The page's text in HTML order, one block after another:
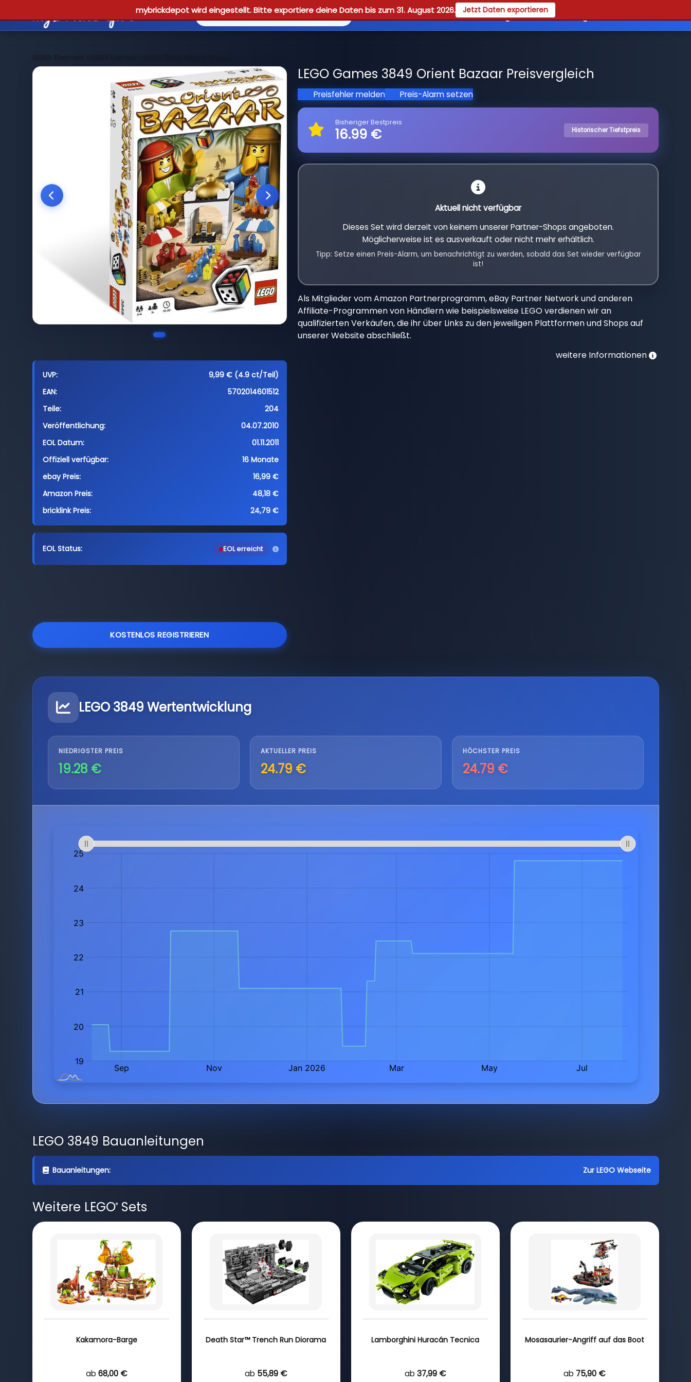
mybrickdepot wird eingestellt. Bitte exportiere deine Daten bis zum 31. August 2026. Jetzt Daten exportieren
Reviews Guides Registrieren
LEGO Themen >LEGO Games >LEGO 3849 Orient Bazaar
UVP:
9,99 € (4.9 ct/Teil)
EAN:
5702014601512
Teile:
204
Veröffentlichung:
04.07.2010
EOL Datum:
01.11.2011
Offiziell verfügbar:
16 Monate
ebay Preis:
16,99 €
Amazon Preis:
48,18 €
bricklink Preis:
24,79 €
EOL Status: EOL erreicht
KOSTENLOS REGISTRIEREN
LEGO Games 3849 Orient Bazaar Preisvergleich
Preisfehler melden Preis-Alarm setzen
Bisheriger Bestpreis
16.99 € Historischer Tiefstpreis
Aktuell nicht verfügbar
Dieses Set wird derzeit von keinem unserer Partner-Shops angeboten.
Möglicherweise ist es ausverkauft oder nicht mehr erhältlich.
Tipp: Setze einen Preis-Alarm, um benachrichtigt zu werden, sobald das Set wieder verfügbar
ist!
Als Mitglieder vom Amazon Partnerprogramm, eBay Partner Network und anderen
Affiliate-Programmen von Händlern wie beispielsweise LEGO verdienen wir an
qualifizierten Verkäufen, die ihr über Links zu den jeweiligen Plattformen und Shops auf
unserer Website abschließt.
weitere Informationen
LEGO 3849 Wertentwicklung
NIEDRIGSTER PREIS
19.28 €
AKTUELLER PREIS
24.79 €
HÖCHSTER PREIS
24.79 €
LEGO 3849 Bauanleitungen
Bauanleitungen: Zur LEGO Webseite
Weitere LEGO®Sets
Kakamora-Barge
ab 68,00 €
Death Star™ Trench Run Diorama
ab 55,89 €
Lamborghini Huracán Tecnica
ab 37,99 €
Mosasaurier-Angriff auf das Boot
ab 75,90 €